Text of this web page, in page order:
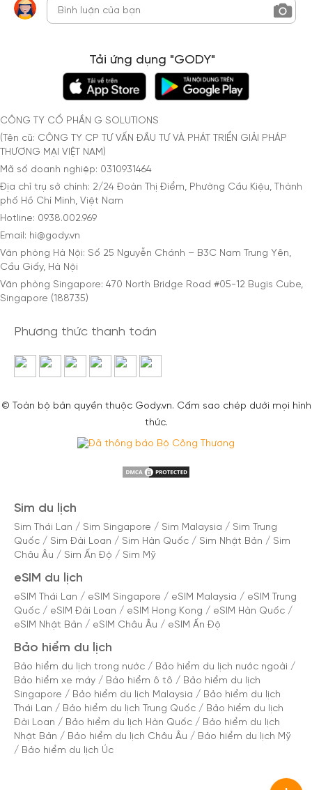
Tải ứng dụng "GODY"
CÔNG TY CỔ PHẦN G SOLUTIONS
(Tên cũ: CÔNG TY CP TƯ VẤN ĐẦU TƯ VÀ PHÁT TRIỂN GIẢI PHÁP
THƯƠNG MẠI VIỆT NAM)
Mã số doanh nghiệp: 0310931464
Địa chỉ trụ sở chính: 2/24 Đoàn Thị Điểm, Phường Cầu Kiệu, Thành
phố Hồ Chí Minh, Việt Nam
Hotline: 0938.002.969
Email: hi@gody.vn
Văn phòng Hà Nội: Số 25 Nguyễn Chánh – B3C Nam Trung Yên,
Cầu Giấy, Hà Nội
Văn phòng Singapore: 470 North Bridge Road #05-12 Bugis Cube,
Singapore (188735)
Phương thức thanh toán
© Toàn bộ bản quyền thuộc Gody.vn. Cấm sao chép dưới mọi hình
thức.
Sim du lịch
Sim Thái Lan / Sim Singapore / Sim Malaysia / Sim Trung
Quốc / Sim Đài Loan / Sim Hàn Quốc / Sim Nhật Bản / Sim
Châu Âu / Sim Ấn Độ / Sim Mỹ
eSIM du lịch
eSIM Thái Lan / eSIM Singapore / eSIM Malaysia / eSIM Trung
Quốc / eSIM Đài Loan / eSIM Hong Kong / eSIM Hàn Quốc /
eSIM Nhật Bản / eSIM Châu Âu / eSIM Ấn Độ
Bảo hiểm du lịch
Bảo hiểm du lịch trong nước / Bảo hiểm du lịch nước ngoài /
Bảo hiểm xe máy / Bảo hiểm ô tô / Bảo hiểm du lịch
Singapore / Bảo hiểm du lịch Malaysia / Bảo hiểm du lịch
Thái Lan / Bảo hiểm du lịch Trung Quốc / Bảo hiểm du lịch
Đài Loan / Bảo hiểm du lịch Hàn Quốc / Bảo hiểm du lịch
Nhật Bản / Bảo hiểm du lịch Châu Âu / Bảo hiểm du lịch Mỹ
/ Bảo hiểm du lịch Úc